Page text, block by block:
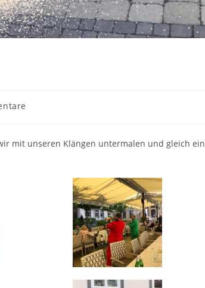
mit unseren Klängen untermalen und gleich ein